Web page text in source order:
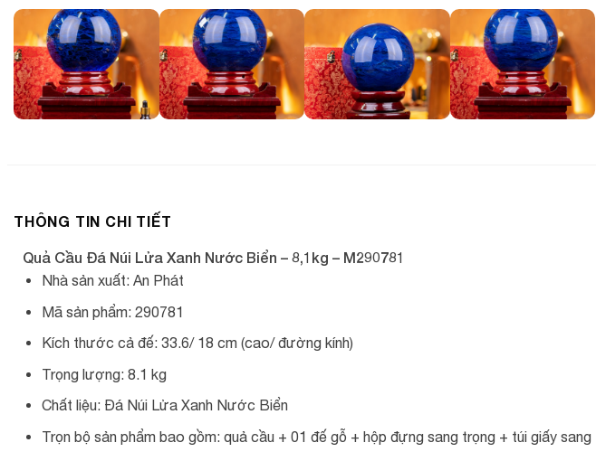
THÔNG TIN CHI TIẾT
Quả Cầu Đá Núi Lửa Xanh Nước Biển – 8,1kg – M290781
Nhà sản xuất: An Phát
Mã sản phẩm: 290781
Kích thước cả đế: 33.6/ 18 cm (cao/ đường kính)
Trọng lượng: 8.1 kg
Chất liệu: Đá Núi Lửa Xanh Nước Biển
Trọn bộ sản phẩm bao gồm: quả cầu + 01 đế gỗ + hộp đựng sang trọng + túi giấy